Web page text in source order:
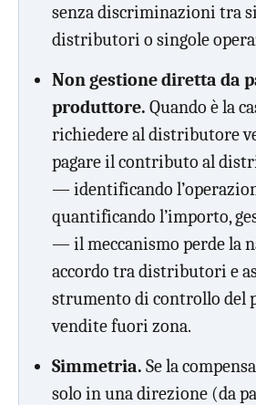
senza discriminazioni tra
distributori o singole
Non gestione diretta da
produttore. Quando è la
richiedere al distributore
pagare il contributo al
— identificando
quantificando l’importo,
— il meccanismo perde la
accordo tra distributori e
strumento di controllo del
vendite fuori zona.
Simmetria. Se la
solo in una direzione (da